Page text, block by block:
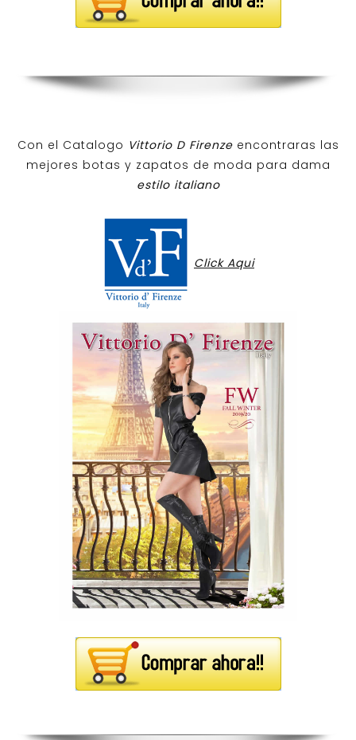
Con el Catalogo Vittorio D Firenzeencontraras las
mejores botas y zapatos de moda para dama
estilo italiano
Click Aqui